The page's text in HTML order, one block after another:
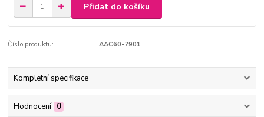
Přidat do košíku
Číslo produktu: AAC60-7901
Kompletní specifikace
Hodnocení 0